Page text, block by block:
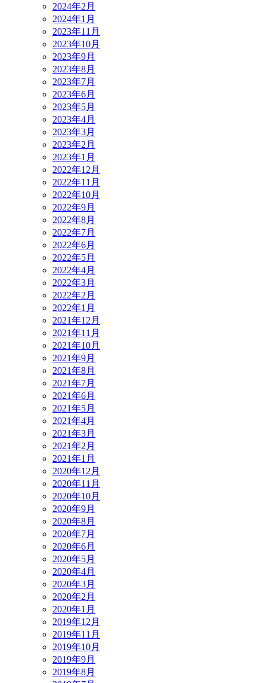
2024年2月
2024年1月
2023年11月
2023年10月
2023年9月
2023年8月
2023年7月
2023年6月
2023年5月
2023年4月
2023年3月
2023年2月
2023年1月
2022年12月
2022年11月
2022年10月
2022年9月
2022年8月
2022年7月
2022年6月
2022年5月
2022年4月
2022年3月
2022年2月
2022年1月
2021年12月
2021年11月
2021年10月
2021年9月
2021年8月
2021年7月
2021年6月
2021年5月
2021年4月
2021年3月
2021年2月
2021年1月
2020年12月
2020年11月
2020年10月
2020年9月
2020年8月
2020年7月
2020年6月
2020年5月
2020年4月
2020年3月
2020年2月
2020年1月
2019年12月
2019年11月
2019年10月
2019年9月
2019年8月